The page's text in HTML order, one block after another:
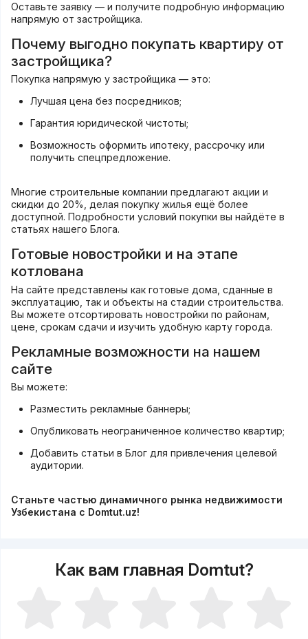
Оставьте заявку — и получите подробную информацию
напрямую от застройщика.
Почему выгодно покупать квартиру от
застройщика?
Покупка напрямую у застройщика — это:
Лучшая цена без посредников;
Гарантия юридической чистоты;
Возможность оформить ипотеку, рассрочку или
получить спецпредложение.
Многие строительные компании предлагают акции и
скидки до 20%, делая покупку жилья ещё более
доступной. Подробности условий покупки вы найдёте в
статьях нашего Блога.
Готовые новостройки и на этапе
котлована
На сайте представлены как готовые дома, сданные в
эксплуатацию, так и объекты на стадии строительства.
Вы можете отсортировать новостройки по районам,
цене, срокам сдачи и изучить удобную карту города.
Рекламные возможности на нашем
сайте
Вы можете:
Разместить рекламные баннеры;
Опубликовать неограниченное количество квартир;
Добавить статьи в Блог для привлечения целевой
аудитории.
Станьте частью динамичного рынка недвижимости
Узбекистана с Domtut.uz!
Как вам главная Domtut?